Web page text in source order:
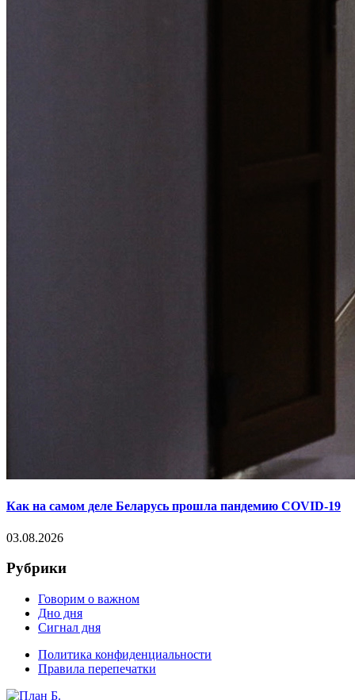
Как на самом деле Беларусь прошла пандемию COVID-19
03.08.2026
Рубрики
Говорим о важном
Дно дня
Сигнал дня
Политика конфиденциальности
Правила перепечатки